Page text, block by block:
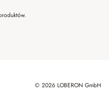
© 2026 LOBERON GmbH